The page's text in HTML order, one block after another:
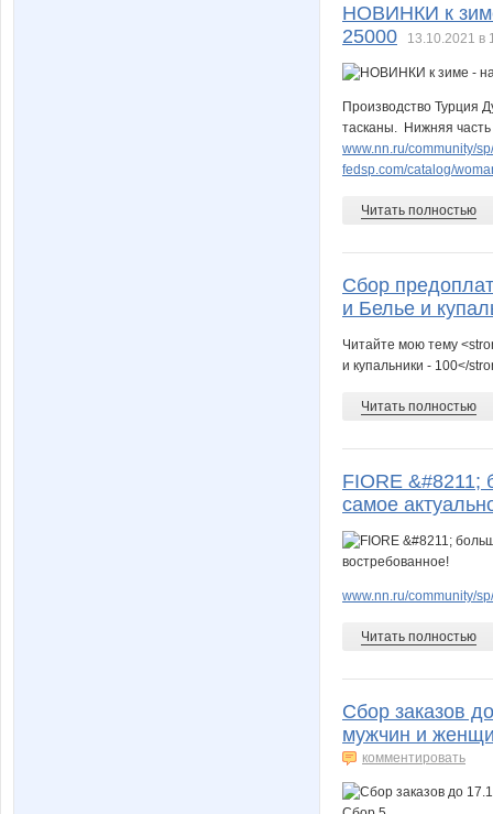
НОВИНКИ к
25000
13.10.2021 в
Производство Турция
тасканы. Нижняя часть
www.nn.ru/community/
fedsp.com/catalog/
Читать полностью
Сбор
и Белье и
Читайте мою тему
и купальники - 100</
Читать полностью
FIORE &#8211;
самое
www.nn.ru/community/
Читать полностью
Сбор заказов
мужчин и
комментировать